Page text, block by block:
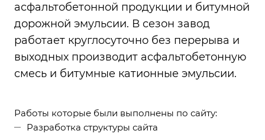
асфальтобетонной продукции и битумной
дорожной эмульсии. В сезон завод
работает круглосуточно без перерыва и
выходных производит асфальтобетонную
смесь и битумные катионные эмульсии.
Работы которые были выполнены по сайту:
Разработка структуры сайта